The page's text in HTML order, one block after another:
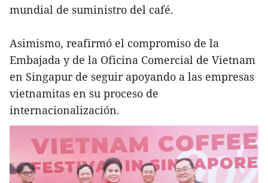
mundial de suministro del café.
Asimismo, reafirmó el compromiso de la
Embajada y de la Oficina Comercial de Vietnam
en Singapur de seguir apoyando a las empresas
vietnamitas en su proceso de
internacionalización.